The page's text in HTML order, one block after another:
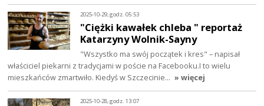
2025-10-29, godz. 05:53
"Ciężki kawałek chleba " reportaż
Katarzyny Wolnik-Sayny
"Wszystko ma swój początek i kres" – napisał
właściciel piekarni z tradycjami w poście na Facebooku.I to wielu
mieszkańców zmartwiło. Kiedyś w Szczecinie… » więcej
2025-10-28, godz. 13:07